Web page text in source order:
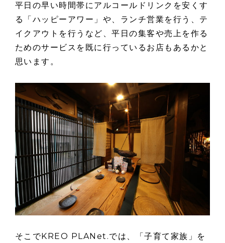
平日の早い時間帯にアルコールドリンクを安くす
る「ハッピーアワー」や、ランチ営業を行う、テ
イクアウトを行うなど、平日の集客や売上を作る
ためのサービスを既に行っているお店もあるかと
思います。
そこでKREO PLANet.では、「子育て家族」を